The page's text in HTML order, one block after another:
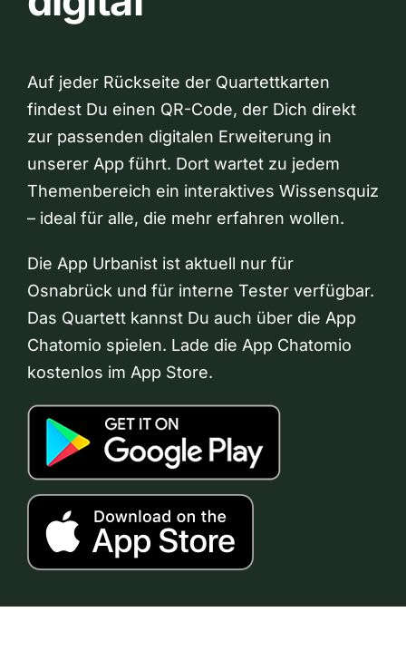
Auf jeder Rückseite der Quartettkarten
findest Du einen QR-Code, der Dich direkt
zur passenden digitalen Erweiterung in
unserer App führt. Dort wartet zu jedem
Themenbereich ein interaktives Wissensquiz
– ideal für alle, die mehr erfahren wollen.
Die App Urbanist ist aktuell nur für
Osnabrück und für interne Tester verfügbar.
Das Quartett kannst Du auch über die App
Chatomio spielen. Lade die App Chatomio
kostenlos im App Store.